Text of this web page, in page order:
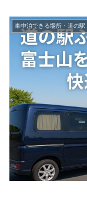
車中泊できる場所・道の駅